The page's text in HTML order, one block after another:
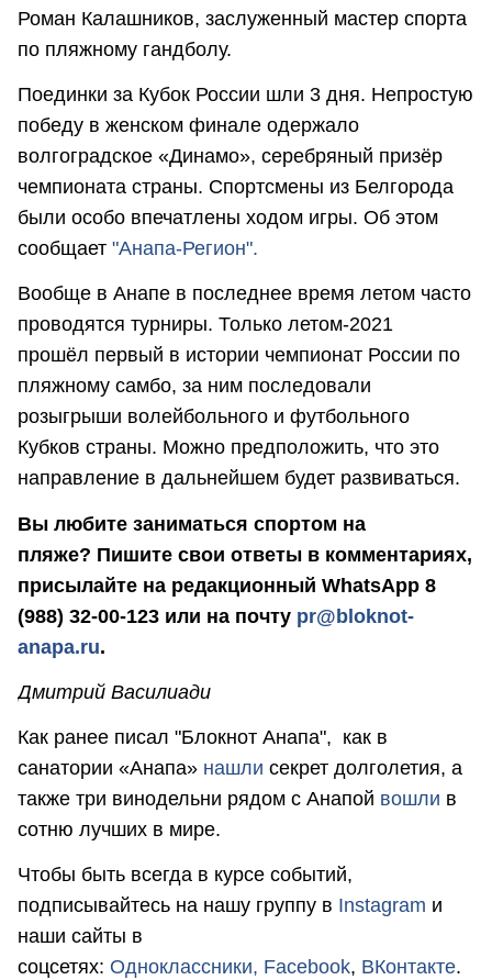
Роман Калашников, заслуженный мастер спорта
по пляжному гандболу.
Поединки за Кубок России шли 3 дня. Непростую
победу в женском финале одержало
волгоградское «Динамо», серебряный призёр
чемпионата страны. Спортсмены из Белгорода
были особо впечатлены ходом игры. Об этом
сообщает "Анапа-Регион".
Вообще в Анапе в последнее время летом часто
проводятся турниры. Только летом-2021
прошёл первый в истории чемпионат России по
пляжному самбо, за ним последовали
розыгрыши волейбольного и футбольного
Кубков страны. Можно предположить, что это
направление в дальнейшем будет развиваться.
Вы любите заниматься спортом на
пляже? Пишите свои ответы в комментариях,
присылайте на редакционный WhatsApp 8
(988) 32-00-123 или на почту pr@bloknot-
anapa.ru.
Дмитрий Василиади
Как ранее писал "Блокнот Анапа", как в
санатории «Анапа» нашли секрет долголетия, а
также три винодельни рядом с Анапой вошли в
сотню лучших в мире.
Чтобы быть всегда в курсе событий,
подписывайтесь на нашу группу в Instagram и
наши сайты в
соцсетях: Одноклассники, Facebook, ВКонтакте.